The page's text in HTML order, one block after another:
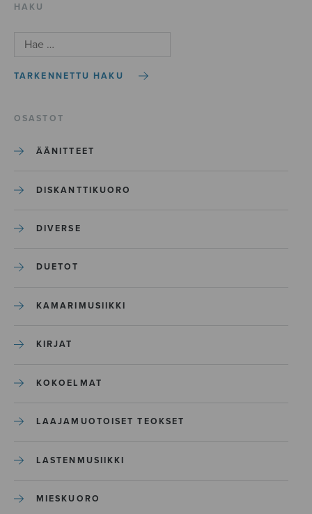
HAKU
TARKENNETTU HAKU
OSASTOT
ÄÄNITTEET
DISKANTTIKUORO
DIVERSE
DUETOT
KAMARIMUSIIKKI
KIRJAT
KOKOELMAT
LAAJAMUOTOISET TEOKSET
LASTENMUSIIKKI
MIESKUORO